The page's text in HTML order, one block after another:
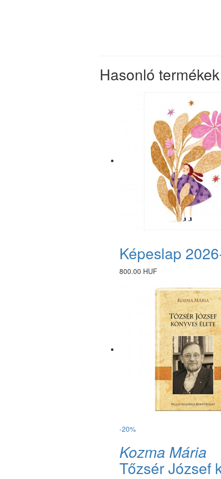
Hasonló termékek
Képeslap
800.00 HUF
-20%
Kozma Mária
Tőzsér József